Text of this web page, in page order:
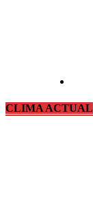
CLIMA ACTUAL